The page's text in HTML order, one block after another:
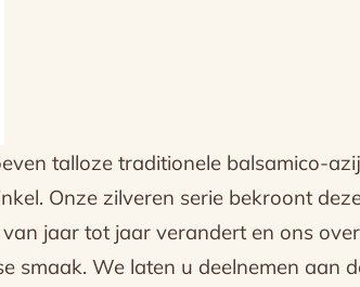
talloze traditionele balsamico-
Onze zilveren serie bekroont
jaar tot jaar verandert en ons
smaak. We laten u deelnemen aan